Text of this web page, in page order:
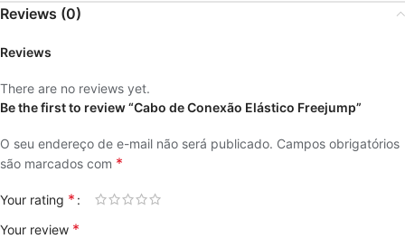
Reviews (0)
Reviews
There are no reviews yet.
Be the first to review “Cabo de Conexão Elástico Freejump”
O seu endereço de e-mail não será publicado. Campos obrigatórios
são marcados com *
Your rating *
Your review *